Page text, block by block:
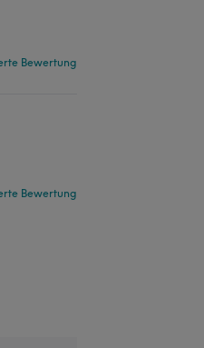
Bewertung
Bewertung